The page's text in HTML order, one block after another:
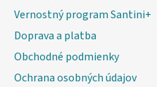
Vernostný program Santini+
Doprava a platba
Obchodné podmienky
Ochrana osobných údajov